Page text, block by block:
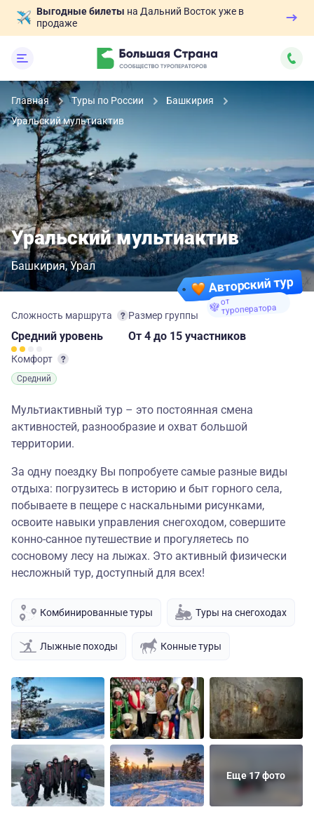
Выгодные билеты на Дальний Восток уже в
продаже
Главная Туры по России
Башкирия
Уральский мультиактив
Авторский тур
от
туроператора
Уральский мультиактив
Башкирия Урал
Сложность маршрута
Средний уровень
Комфорт
Средний
Размер группы
От 4 до 15 участников
Мультиактивный тур – это постоянная смена
активностей, разнообразие и охват большой
территории.
За одну поездку Вы попробуете самые разные виды
отдыха: погрузитесь в историю и быт горного села,
побываете в пещере с наскальными рисунками,
освоите навыки управления снегоходом, совершите
конно-санное путешествие и прогуляетесь по
сосновому лесу на лыжах. Это активный физически
несложный тур, доступный для всех!
Комбинированные туры Туры на снегоходах
Лыжные походы Конные туры
Еще 17 фото